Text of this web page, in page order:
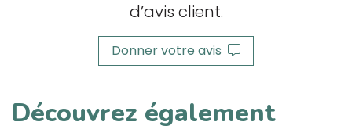
d’avis client.
Donner votre avis
Découvrez également